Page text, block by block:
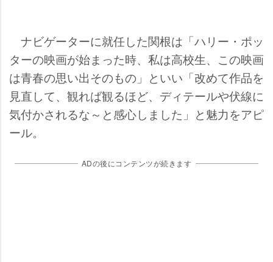
ナビゲーターに就任した関根は「ハリー・ポッ
ターの映画が始まった時、私は高校生、この映画
は青春の思い出そのもの」といい「改めて作品を
見直して、観れば観るほど、ディテールや伏線に
気付かされるな～と感心しました」と魅力をアピ
ール。
ADの後にコンテンツが続きます